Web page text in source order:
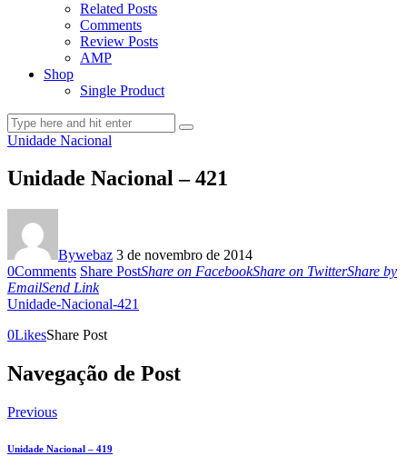
Related Posts
Comments
Review Posts
AMP
Shop
Single Product
Unidade Nacional
Unidade Nacional – 421
Bywebaz 3 de novembro de 2014
0Comments Share PostShare on FacebookShare on TwitterShare by
EmailSend Link
Unidade-Nacional-421
0LikesShare Post
Navegação de Post
Previous
Unidade Nacional – 419